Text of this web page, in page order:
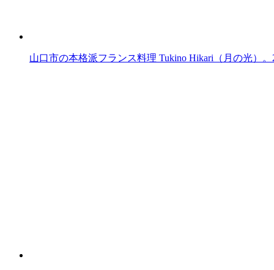
山口市の本格派フランス料理 Tukino Hikari（月の光）。